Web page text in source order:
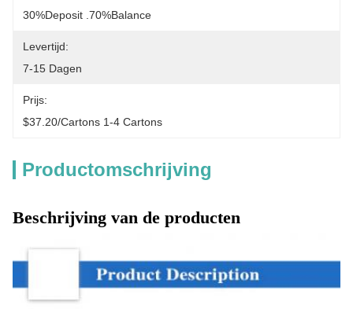
30%deposit .70%balance
Levertijd:
7-15 Dagen
Prijs:
$37.20/cartons 1-4 Cartons
Productomschrijving
Beschrijving van de producten